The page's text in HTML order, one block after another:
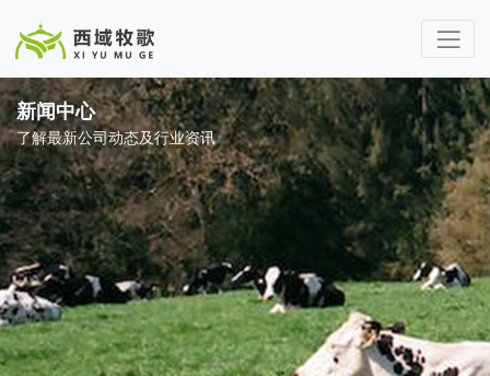
新闻中心
了解最新公司动态及行业资讯